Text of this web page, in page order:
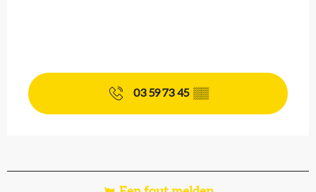
03 59 73 45 ▒▒